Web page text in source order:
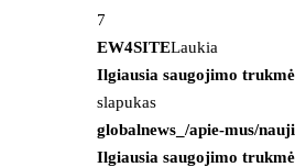
7
EW4SITELaukia
Ilgiausia saugojimo trukmė
slapukas
globalnews_/apie-mus/
Ilgiausia saugojimo trukmė